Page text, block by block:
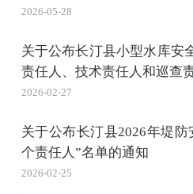
2026-05-28
关于公布长汀县小型水库安
责任人、技术责任人和巡查
2026-02-27
关于公布长汀县2026年堤
个责任人”名单的通知
2026-02-25